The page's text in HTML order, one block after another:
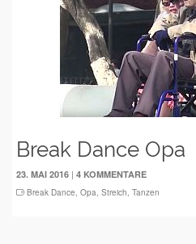
Break Dance Opa
23. MAI 2016 | 4 KOMMENTARE
Break Dance, Opa, Streich, Tanzen